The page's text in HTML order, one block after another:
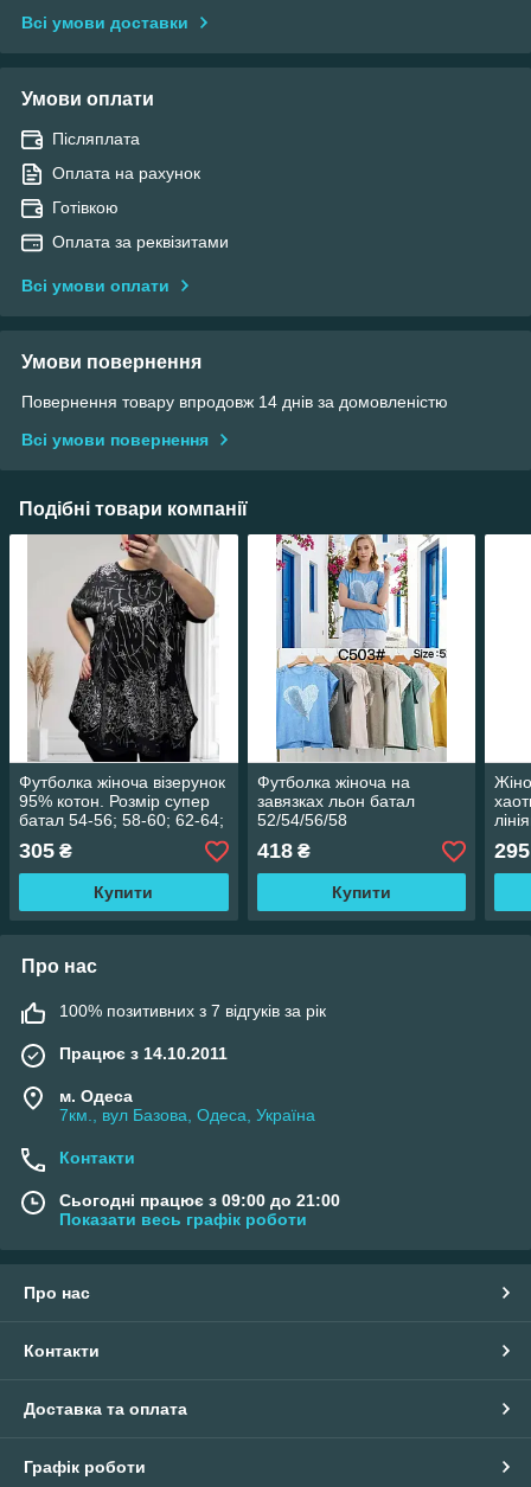
Всі умови доставки
Умови оплати
Післяплата
Оплата на рахунок
Готівкою
Оплата за реквізитами
Всі умови оплати
Умови повернення
Повернення товару впродовж 14 днів за домовленістю
Всі умови повернення
Подібні товари компанії
Футболка жіноча візерунок
95% котон. Розмір супер
батал 54-56; 58-60; 62-64;
305 ₴
Купити
Футболка жіноча на
завязках льон батал
52/54/56/58
418₴
Купити
(54/
295
Про нас
100% позитивних з 7 відгуків за рік
Працює з 14.10.2011
м. Одеса
7км., вул Базова, Одеса, Україна
Контакти
Сьогодні працює з 09:00 до 21:00
Показати весь графік роботи
Про нас
Контакти
Доставка та оплата
Графік роботи